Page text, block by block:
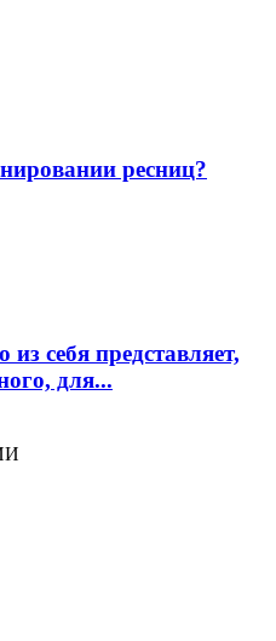
ресниц?
себя представляет,
для...